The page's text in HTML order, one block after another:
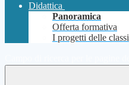
Didattica
Panoramica
Offerta formativa
I progetti delle classi